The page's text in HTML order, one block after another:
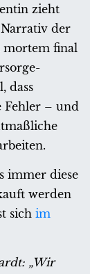
zieht
der
mortem final
dass
Fehler – und
immer diese
werden
sich im
„Wir